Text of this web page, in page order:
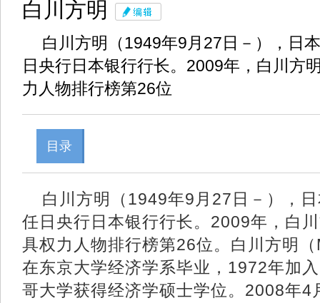
白川方明
白川方明（1949年9月27日－），日
日央行日本银行行长。2009年，白川方
力人物排行榜第26位
目录
白川方明（1949年9月27日－），
任日央行日本银行行长。2009年，白
具权力人物排行榜第26位。白川方明
在东京大学经济学系毕业，1972年加
哥大学获得经济学硕士学位。2008年4